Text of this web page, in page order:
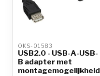
OKS-01583
USB2.0 - USB-A-USB-
B adapter met
montagemogelijkheid